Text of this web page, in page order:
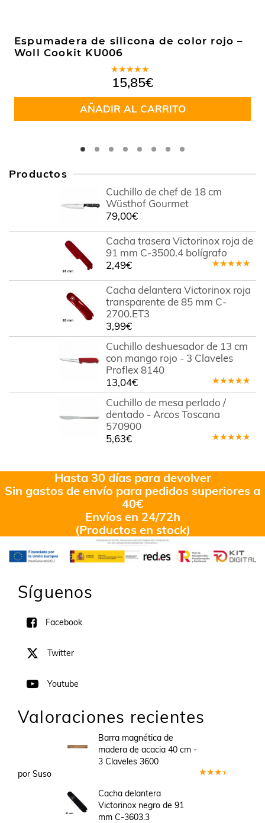
Espumadera de silicona de color rojo –
Woll Cookit KU006
Valorado
en5.00de
5
15,85€
AÑADIR AL CARRITO
Productos
Cuchillo de chef de 18 cm
Wüsthof Gourmet
79,00€
Cacha trasera Victorinox roja de
91 mm C-3500.4 bolígrafo
en5.00de
5
2,49€
Cacha delantera Victorinox roja
transparente de 85 mm C-
2700.ET3
3,99€
Cuchillo deshuesador de 13 cm
con mango rojo - 3 Claveles
Proflex 8140
Valorado
en 5.00
5
13,04€
Cuchillo de mesa perlado /
dentado - Arcos Toscana
570900
5,63€
Hasta 30 días para devolver
Sin gastos de envío para pedidos superiores a
40€
Envíos en 24/72h
(Productos en stock)
Síguenos
Facebook
Twitter
Youtube
Valoraciones recientes
Barra magnética de
madera de acacia 40 cm -
3 Claveles 3600
por Suso
Cacha delantera
Victorinox negro de 91
mm C-3603.3